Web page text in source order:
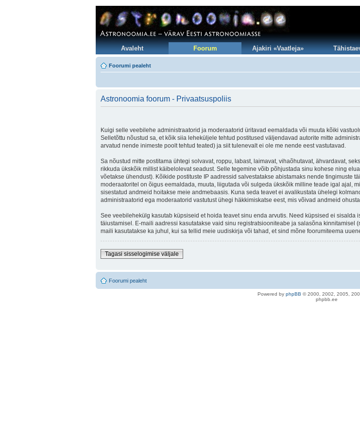
Avaleht Foorum Ajakiri «Vaatleja»
Foorumi pealeht
Astronoomia foorum - Privaatsuspoliis
Kuigi selle veebilehe administraatorid ja moderaatorid üritavad eemaldada või muuta kõiki
Selletõttu nõustud sa, et kõik siia leheküljele tehtud postitused väljendavad autorite mitte
arvatud nende inimeste poolt tehtud teated) ja siit tulenevalt ei ole me nende eest vastutavad.
Sa nõustud mitte postitama ühtegi solvavat, roppu, labast, laimavat, vihaõhutavat, ähvardavat,
rikkuda ükskõik millist käibelolevat seadust. Selle tegemine võib põhjustada sinu kohese ning
võetakse ühendust). Kõikide postituste IP aadressid salvestatakse abistamaks nende tingimuste
moderaatoritel on õigus eemaldada, muuta, liigutada või sulgeda ükskõik milline teade igal ajal,
sisestatud andmeid hoitakse meie andmebaasis. Kuna seda teavet ei avalikustata ühelegi
administraatorid ega moderaatorid vastutust ühegi häkkimiskatse eest, mis võivad andmeid
See veebilehekülg kasutab küpsiseid et hoida teavet sinu enda arvutis. Need küpsised ei
täiustamisel. E-maili aadressi kasutatakse vaid sinu registratsiooniteabe ja salasõna
maili kasutatakse ka juhul, kui sa tellid meie uudiskirja või tahad, et sind mõne foorumiteema
Tagasi sisselogimise väljale
Foorumi pealeht
Powered by phpBB © 2000, 2002, 2005,
phpbb.ee